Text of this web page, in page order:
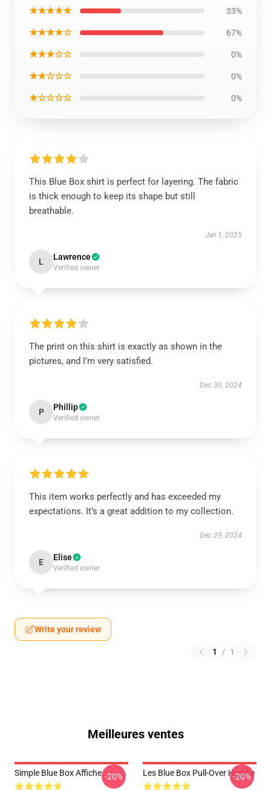
★★★★★ 33%
★★★★☆ 67%
★★★☆☆ 0%
★★☆☆☆ 0%
★☆☆☆☆ 0%
This Blue Box shirt is perfect for layering. The fabric
is thick enough to keep its shape but still
breathable.
Jan 1, 2025
L Lawrence
Verified owner
The print on this shirt is exactly as shown in the
pictures, and I’m very satisfied.
Dec 30, 2024
P Phillip
Verified owner
This item works perfectly and has exceeded my
expectations. It’s a great addition to my collection.
Dec 29, 2024
E Elise
Verified owner
Write your review
1 / 1
Meilleures ventes
Simple Blue Box Affiche -20% Les Blue Box Pull-Over Hoodie
-20%